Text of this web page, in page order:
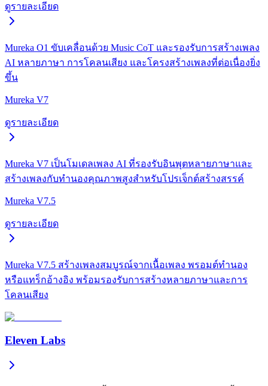
ดูรายละเอียด
Mureka O1 ขับเคลื่อนด้วย Music CoT และรองรับการสร้างเพลง
AI หลายภาษา การโคลนเสียง และโครงสร้างเพลงที่ต่อเนื่องยิ่ง
ขึ้น
Mureka V7
ดูรายละเอียด
Mureka V7 เป็นโมเดลเพลง AI ที่รองรับอินพุตหลายภาษาและ
สร้างเพลงกับทำนองคุณภาพสูงสำหรับโปรเจ็กต์สร้างสรรค์
Mureka V7.5
ดูรายละเอียด
Mureka V7.5 สร้างเพลงสมบูรณ์จากเนื้อเพลง พรอมต์ทำนอง
หรือแทร็กอ้างอิง พร้อมรองรับการสร้างหลายภาษาและการ
โคลนเสียง
Eleven Labs